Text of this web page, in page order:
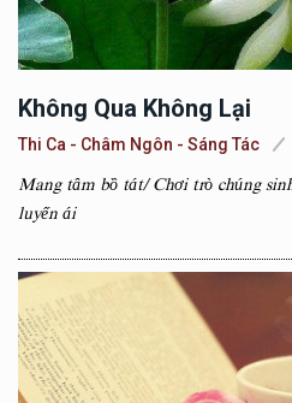
Không Qua Không Lại
Thi Ca - Châm Ngôn - Sáng Tác
Mang tâm bồ tát/ Chơi trò chúng
luyến ái